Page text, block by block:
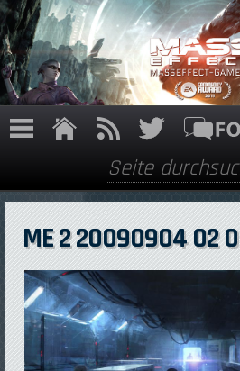
Direkt zum Inhalt
Suchformular
Suche
ME 2 20090904 02 0